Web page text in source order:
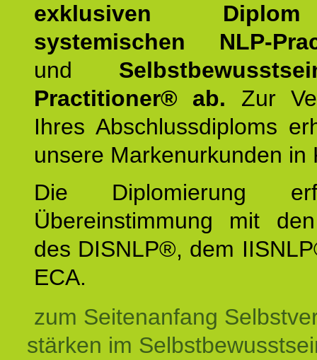
exklusiven
systemischen NLP-
und
Practitioner® ab. Zur
Ihres Abschlussdiploms
unsere Markenurkunden in
Die Diplomierung
Übereinstimmung mit
des DISNLP®, dem
ECA.
zum Seitenanfang
stärken im